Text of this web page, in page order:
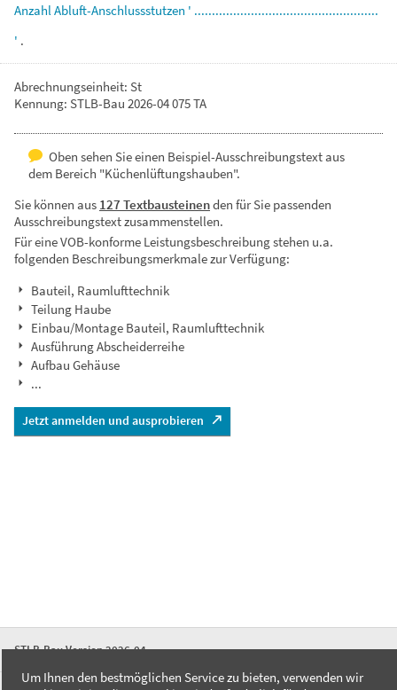
AnzahlAbluft-Anschlussstutzen ' ....................................................
' .
Abrechnungseinheit: St
Kennung: STLB-Bau 2026-04 075 TA
Oben sehen Sie einen Beispiel-Ausschreibungstext aus
dem Bereich "Küchenlüftungshauben".
Sie können aus 127 Textbausteinenden für Sie passenden
Ausschreibungstext zusammenstellen.
Für eine VOB-konforme Leistungsbeschreibung stehen u.a.
folgenden Beschreibungsmerkmale zur Verfügung:
Bauteil, Raumlufttechnik
Teilung Haube
Einbau/Montage Bauteil, Raumlufttechnik
Ausführung Abscheiderreihe
Aufbau Gehäuse
...
Jetzt anmelden und ausprobieren
STLB-Bau Version 2026-04
Um Ihnen den bestmöglichen Service zu bieten, verwenden wir